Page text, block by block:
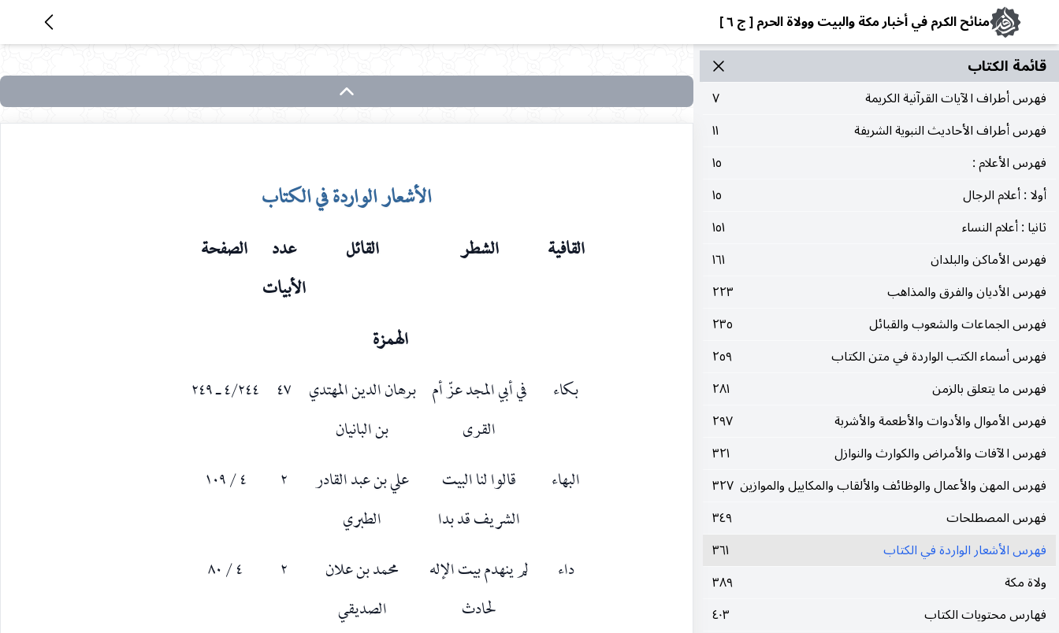
منائح الكرم في أخبار مكة والبيت وولاة الحرم [ ج ٦ ]
قائمة الکتاب
فهرس أطراف الآيات القرآنية الكريمة
٧
فهرس أطراف الأحاديث النبوية الشريفة
١١
فهرس الأعلام :
١٥
أولا : أعلام الرجال
١٥
ثانيا : أعلام النساء
١٥١
فهرس الأماكن والبلدان
١٦١
فهرس الأديان والفرق والمذاهب
٢٢٣
فهرس الجماعات والشعوب والقبائل
٢٣٥
فهرس أسماء الكتب الواردة في متن الكتاب
٢٥٩
فهرس ما يتعلق بالزمن
٢٨١
فهرس الأموال والأدوات والأطعمة والأشربة
٢٩٧
فهرس الآفات والأمراض والكوارث والنوازل
٣٢١
فهرس المهن والأعمال والوظائف والألقاب والمكاييل والموازين ٣٢٧
فهرس المصطلحات
٣٤٩
فهرس الأشعار الواردة في الكتاب
٣٦١
ولاة مكة
٣٨٩
فهارس محتويات الكتاب
٤٠٣
البحث
البحث
في
الأشعار الواردة في الكتاب
القافية الشطر القائل
عدد
الأبيات
الصفحة
الهمزة
بكاء
في أبي المجد عزّ أم
القرى
برهان الدين المهتدي
بن البانيان
٤٧ ٤/٢٤٤ ـ ٢٤٩
البهاء
قالوا لنا البيت
الشريف قد بدا
علي بن عبد القادر
الطبري
٢ ٤ / ١٠٩
داء
لم ينهدم بيت الإله
لحادث
محمد بن علان
الصديقي
٢ ٤ / ٨٠